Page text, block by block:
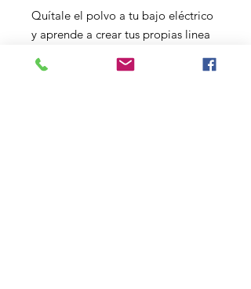
Quítale el polvo a tu bajo eléctrico
y aprende a crear tus propias linea
preferidas, componer tu propia